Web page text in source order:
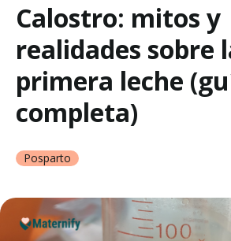
Calostro: mitos y
realidades sobre
primera leche
completa)
Posparto